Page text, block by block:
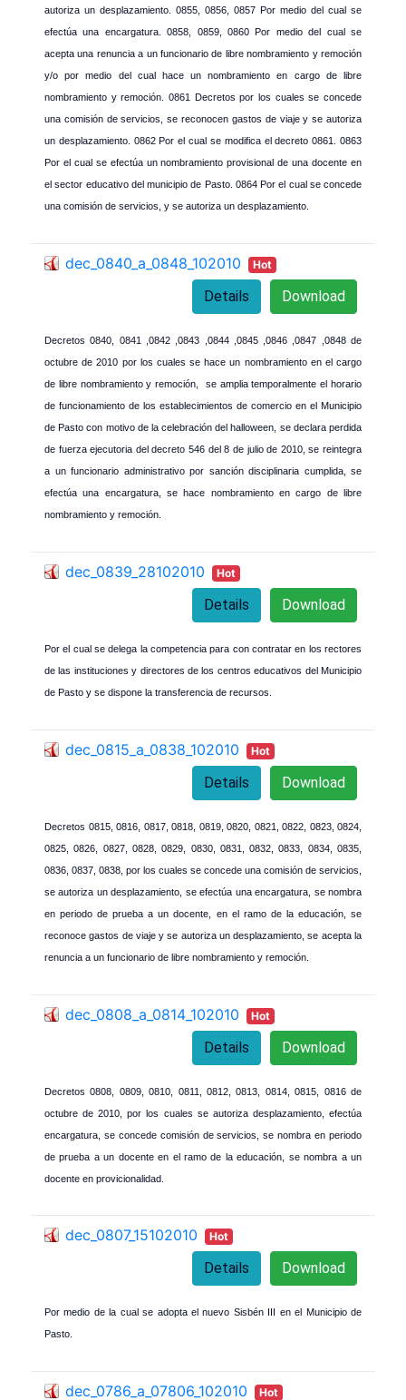
autoriza un desplazamiento. 0855, 0856, 0857 Por medio del cual se
efectúa una encargatura.0858, 0859, 0860 Por medio del cual se
acepta una renuncia a un funcionario de libre nombramiento y remoción
y/o por medio del cual hace un nombramiento en cargo de libre
nombramiento y remoción. 0861 Decretos por los cuales se concede
una comisión de servicios, se reconocen gastos de viaje y se autoriza
un desplazamiento. 0862 Por el cual se modifica el decreto 0861.0863
Por el cual se efectúa un nombramiento provisional de una docente en
el sector educativo del municipio de Pasto. 0864 Por el cual se concede
una comisión de servicios, y se autoriza un desplazamiento.
dec_0840_a_0848_102010 Hot
Download
Details
Decretos 0840, 0841 ,0842 ,0843 ,0844 ,0845 ,0846 ,0847 ,0848 de
octubre de 2010 por los cuales se hace un nombramiento en el cargo
de libre nombramiento y remoción, se amplia temporalmente el horario
de funcionamiento de los establecimientos de comercio en el Municipio
de Pasto con motivo de la celebración del halloween, se declara perdida
de fuerza ejecutoria del decreto 546 del 8 de julio de 2010, se reintegra
a un funcionario administrativo por sanción disciplinaria cumplida, se
efectúa una encargatura, se hace nombramiento en cargo de libre
nombramiento y remoción.
dec_0839_28102010 Hot
Download
Details
Por el cual se delega la competencia para con contratar en los rectores
de las instituciones y directores de los centros educativos del Municipio
de Pasto y se dispone la transferencia de recursos.
dec_0815_a_0838_102010 Hot
Download
Details
Decretos 0815, 0816, 0817, 0818, 0819, 0820, 0821, 0822, 0823, 0824,
0825, 0826, 0827, 0828, 0829, 0830, 0831, 0832, 0833, 0834, 0835,
0836, 0837, 0838, por los cuales se concede una comisión de servicios,
se autoriza un desplazamiento, se efectúa una encargatura, se nombra
en periodo de prueba a un docente, en el ramo de la educación, se
reconoce gastos de viaje y se autoriza un desplazamiento, se acepta la
renuncia a un funcionario de libre nombramiento y remoción.
dec_0808_a_0814_102010 Hot
Download
Details
Decretos 0808, 0809, 0810, 0811, 0812, 0813, 0814, 0815, 0816 de
octubre de 2010, por los cuales se autoriza desplazamiento, efectúa
encargatura, se concede comisión de servicios, se nombra en periodo
de prueba a un docente en el ramo de la educación, se nombra a un
docente en provicionalidad.
dec_0807_15102010 Hot
Download
Details
Por medio de la cual se adopta el nuevo Sisbén III en el Municipio de
Pasto.
dec_0786_a_07806_102010 Hot